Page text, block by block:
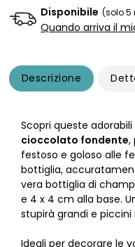
Disponibile (solo 5
Quando arriva il
Descrizione
Scopri queste adorabili
cioccolato fondente,
festoso e goloso alle
bottiglia,
vera bottiglia di
e 4 x 4 cm alla base.
stupirà grandi e
Ideali per decorare le